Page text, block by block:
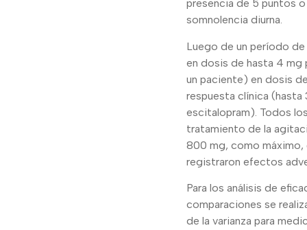
presencia de 5 puntos
somnolencia diurna.
Luego de un período
en dosis de hasta 4
un paciente) en dosis
respuesta clínica
escitalopram). Todos
tratamiento de la
800 mg, como máximo,
registraron efectos
Para los análisis de
comparaciones se
de la varianza para